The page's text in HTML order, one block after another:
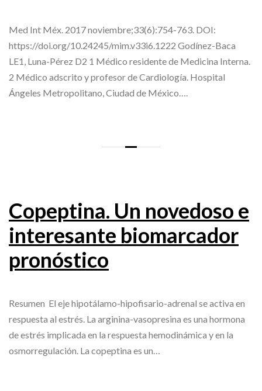
Med Int Méx. 2017 noviembre;33(6):754-763. DOI:
https://doi.org/10.24245/mim.v33i6.1222 Godínez-Baca
LE1, Luna-Pérez D2 1 Médico residente de Medicina Interna.
2 Médico adscrito y profesor de Cardiología. Hospital
Ángeles Metropolitano, Ciudad de México….
Copeptina. Un novedoso e
interesante biomarcador
pronóstico
Resumen El eje hipotálamo-hipofisario-adrenal se activa en
respuesta al estrés. La arginina-vasopresina es una hormona
de estrés implicada en la respuesta hemodinámica y en la
osmorregulación. La copeptina es un…